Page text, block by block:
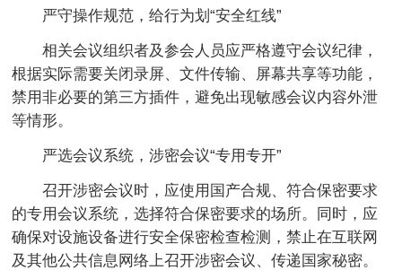
严守操作规范，给行为划“安全红线”
相关会议组织者及参会人员应严格遵守会议纪律，
根据实际需要关闭录屏、文件传输、屏幕共享等功能，
禁用非必要的第三方插件，避免出现敏感会议内容外泄
等情形。
严选会议系统，涉密会议“专用专开”
召开涉密会议时，应使用国产合规、符合保密要求
的专用会议系统，选择符合保密要求的场所。同时，应
确保对设施设备进行安全保密检查检测，禁止在互联网
及其他公共信息网络上召开涉密会议、传递国家秘密。